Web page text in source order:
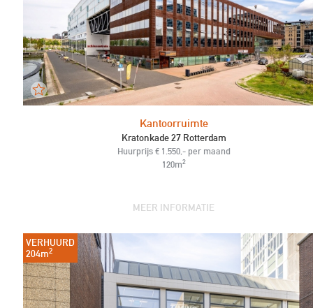
Kantoorruimte
Kratonkade 27 Rotterdam
Huurprijs € 1.550,- per maand
120m2
MEER INFORMATIE
VERHUURD
204m2